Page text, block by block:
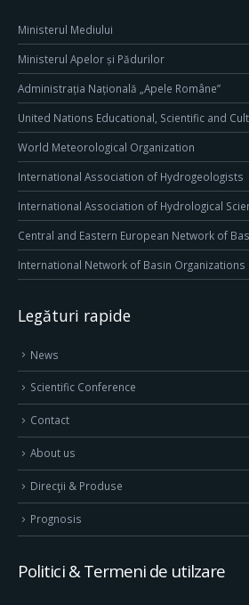
Ministerul Mediului
Ministerul Apelor și Pădurilor
Administrația Națională „Apele Române”
United Nations Educational, Scientific and
World Meteorological Organization
International Association of Hydrogeologists
International Association of Hydrological
Central and Eastern European Network of
International Network of Basin Organizations
Legături rapide
News
Scientific Conference
Contact
About us
Direcţii & Produse
Prognosis
Politici & Termeni de utilzare